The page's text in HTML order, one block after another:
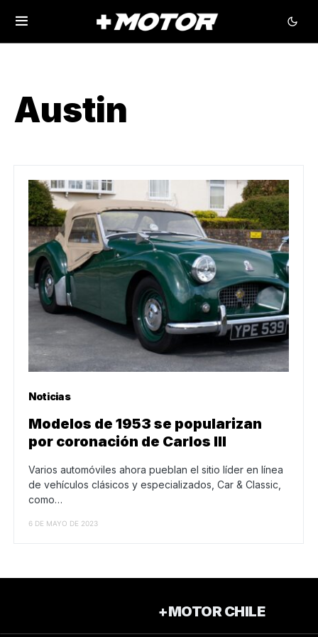
Austin
Noticias
Modelos de 1953 se popularizan
por coronación de Carlos III
Varios automóviles ahora pueblan el sitio líder en línea
de vehículos clásicos y especializados, Car & Classic,
como…
6 DE MAYO DE 2023
+MOTOR CHILE